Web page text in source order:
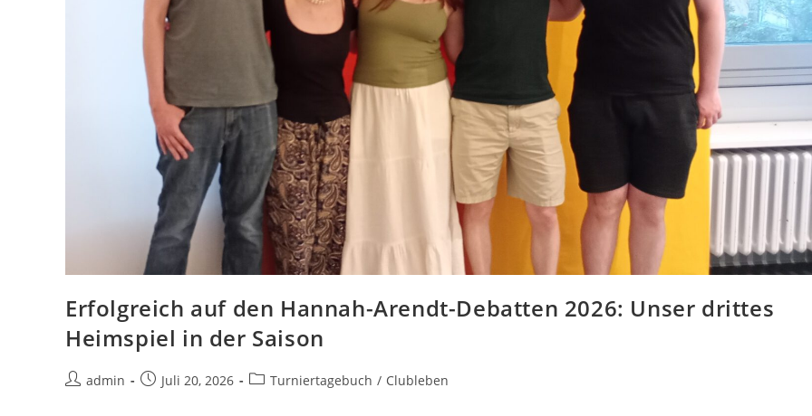
Erfolgreich auf den Hannah-Arendt-Debatten 2026: Unser drittes
Heimspiel in der Saison
admin Juli 20, 2026 Turniertagebuch / Clubleben